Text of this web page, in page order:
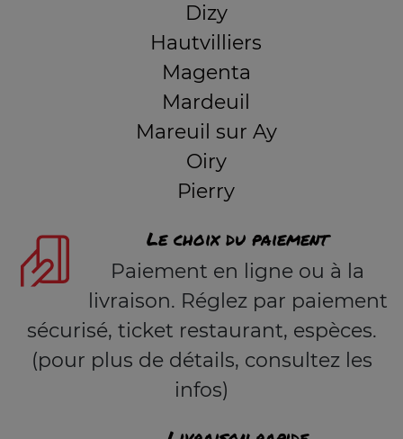
Dizy
Hautvilliers
Magenta
Mardeuil
Mareuil sur Ay
Oiry
Pierry
Le choix du paiement
Paiement en ligne ou à la
livraison. Réglez par paiement
sécurisé, ticket restaurant, espèces.
(pour plus de détails, consultez les
infos)